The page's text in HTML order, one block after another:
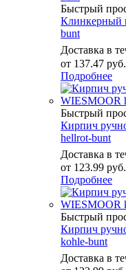
Быстрый
Клинкерный
bunt
Доставка в
от 137.47 руб.
Подробнее
Быстрый
Кирпич
hellrot-bunt
Доставка в
от 123.99 руб.
Подробнее
Быстрый
Кирпич
kohle-bunt
Доставка в